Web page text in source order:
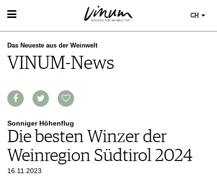
WEIN
WEINSUCHE
GUIDE WEINGÜTER
WINETRADECLUB
WEINE DES MONATS
TRINKREIFETABELLE
CLUB LES DOMAINES
WEINREGIONEN
WEINGESCHICHTE
WEINLAGERUNG
TIPPS & TRICKS
NEWS
EVENTKALENDER
AWARDS
ESSEN & TRINKEN
FOOD PAIRING TABELLE
KULINARIK
HOTSPOTS
WEINREISEN
REPORTAGEN
DOSSIER
WINEGUIDES
KLARTEXT
MEDIATHEK
APPS
NEWS
WEINWIRTSCHAFT
CH
Das Neueste aus der Weinwelt
VINUM-News
Sonniger Höhenflug
Die besten Winzer der
Weinregion Südtirol 2024
16.11.2023